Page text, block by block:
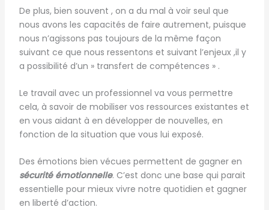
De plus, bien souvent , on a du mal à voir seul que
nous avons les capacités de faire autrement, puisque
nous n’agissons pas toujours de la même façon
suivant ce que nous ressentons et suivant l’enjeux ,il y
a possibilité d’un » transfert de compétences » .
Le travail avec un professionnel va vous permettre
cela, à savoir de mobiliser vos ressources existantes et
en vous aidant à en développer de nouvelles, en
fonction de la situation que vous lui exposé.
Des émotions bien vécues permettent de gagner en
sécurité émotionnelle. C’est donc une base qui parait
essentielle pour mieux vivre notre quotidien et gagner
en liberté d’action.